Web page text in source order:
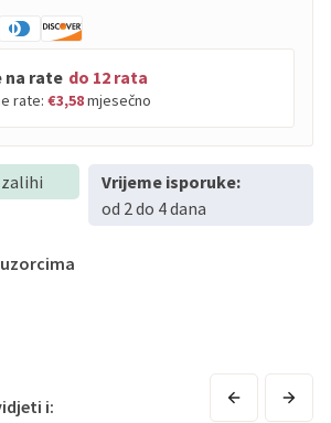
na rate do 12 rata
rate: €3,58mjesečno
do12
Visa Premium
Maestro
Visa
Jednokratno
Vrijeme isporuke:
od 2 do 4 dana
i: